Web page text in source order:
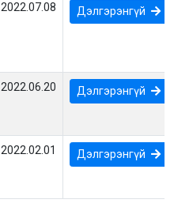
2022.07.08 Дэлгэрэнгүй
2022.06.20 Дэлгэрэнгүй
2022.02.01 Дэлгэрэнгүй